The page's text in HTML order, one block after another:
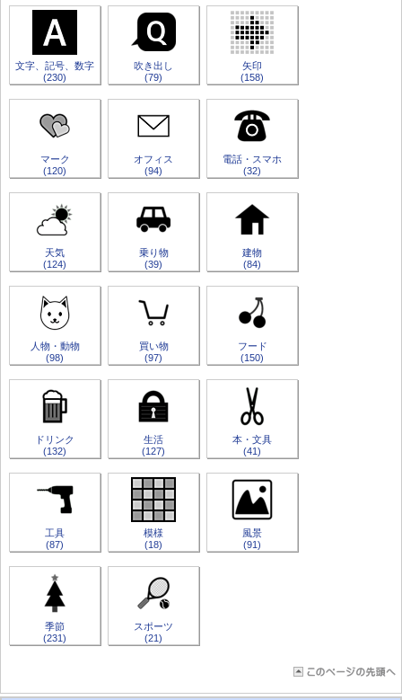
文字、記号、数字
(230)
吹き出し
(79)
矢印
(158)
マーク
(120)
オフィス
(94)
電話・スマホ
(32)
天気
(124)
乗り物
(39)
建物
(84)
人物・動物
(98)
買い物
(97)
フード
(150)
ドリンク
(132)
生活
(127)
本・文具
(41)
工具
(87)
模様
(18)
風景
(91)
季節
(231)
スポーツ
(21)